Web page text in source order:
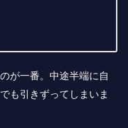
が一番。中途半端に自
も引きずってしまいま